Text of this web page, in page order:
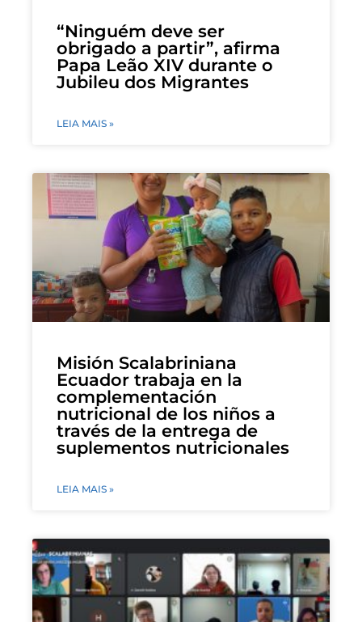
“Ninguém deve ser
obrigado a partir”, afirma
Papa Leão XIV durante o
Jubileu dos Migrantes
LEIA MAIS »
Misión Scalabriniana
Ecuador trabaja en la
complementación
nutricional de los niños a
través de la entrega de
suplementos nutricionales
LEIA MAIS »